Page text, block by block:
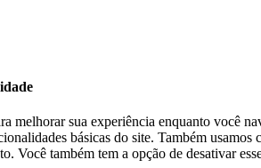
melhorar sua experiência enquanto você
básicas do site. Também usamos
Você também tem a opção de desativar